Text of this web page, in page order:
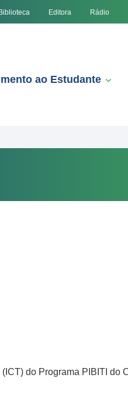
Editora Rádio
ao Estudante
do Programa PIBITI do